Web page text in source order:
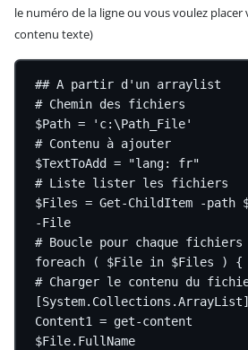
le numéro de la ligne ou vous voulez placer
contenu texte)
## A partir d'un arraylist
# Chemin des fichiers
$Path =
'c:\Path_File'
# Contenu à ajouter
$TextToAdd =
"lang: fr"
# Liste lister les fichiers
$Files = Get-ChildItem -
-File
# Boucle pour chaque fichiers
foreach ( $File in $Files ) {
# Charger le contenu du
[System.Collections.ArrayList
Content1 = get-content
$File.FullName